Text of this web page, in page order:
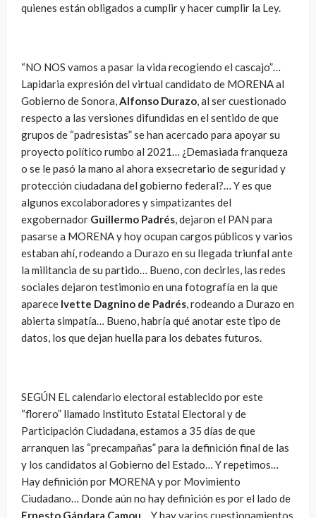
quienes están obligados a cumplir y hacer cumplir la Ley.
“NO NOS vamos a pasar la vida recogiendo el cascajo”…
Lapidaria expresión del virtual candidato de MORENA al
Gobierno de Sonora,Alfonso Durazo, al ser cuestionado
respecto a las versiones difundidas en el sentido de que
grupos de “padresistas” se han acercado para apoyar su
proyecto político rumbo al 2021… ¿Demasiada franqueza
o se le pasó la mano al ahora exsecretario de seguridad y
protección ciudadana del gobierno federal?… Y es que
algunos excolaboradores y simpatizantes del
exgobernador Guillermo Padrés, dejaron el PAN para
pasarse a MORENA y hoy ocupan cargos públicos y varios
estaban ahí, rodeando a Durazo en su llegada triunfal ante
la militancia de su partido… Bueno, con decirles, las redes
sociales dejaron testimonio en una fotografía en la que
aparece Ivette Dagnino de Padrés, rodeando a Durazo en
abierta simpatía… Bueno, habría qué anotar este tipo de
datos, los que dejan huella para los debates futuros.
SEGÚN EL calendario electoral establecido por este
“florero” llamado Instituto Estatal Electoral y de
Participación Ciudadana, estamos a 35 días de que
arranquen las “precampañas” para la definición final de las
y los candidatos al Gobierno del Estado… Y repetimos…
Hay definición por MORENA y por Movimiento
Ciudadano… Donde aún no hay definición es por el lado de
Ernesto Gándara Camou … Y hay varios cuestionamientos